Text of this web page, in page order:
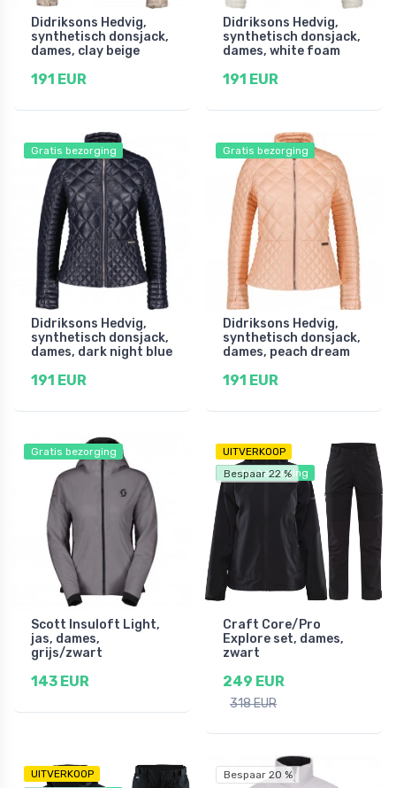
Didriksons Hedvig,
synthetisch donsjack,
dames, clay beige
191 EUR
Didriksons Hedvig,
synthetisch donsjack,
dames, white foam
191 EUR
Gratis bezorging
Didriksons Hedvig,
synthetisch donsjack,
dames, dark night blue
191 EUR
Gratis bezorging
Didriksons Hedvig,
synthetisch donsjack,
dames, peach dream
191 EUR
Gratis bezorging
Scott Insuloft Light,
jas, dames,
grijs/zwart
143 EUR
UITVERKOOP
Gratis bezorging
Bespaar 22 %
Craft Core/Pro
Explore set, dames,
zwart
249 EUR
318 EUR
UITVERKOOP
Bespaar 20 %